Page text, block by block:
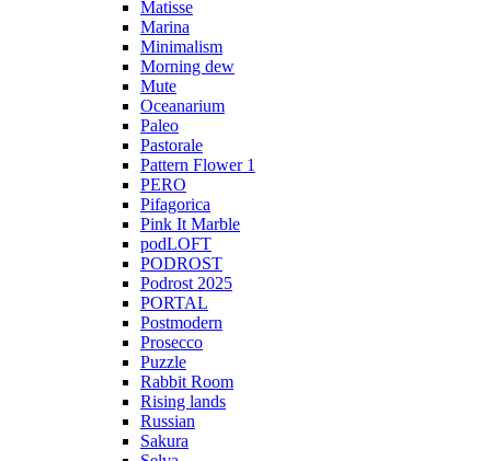
Matisse
Marina
Minimalism
Morning dew
Mute
Oceanarium
Paleo
Pastorale
Pattern Flower 1
PERO
Pifagorica
Pink It Marble
podLOFT
PODROST
Podrost 2025
PORTAL
Postmodern
Prosecco
Puzzle
Rabbit Room
Rising lands
Russian
Sakura